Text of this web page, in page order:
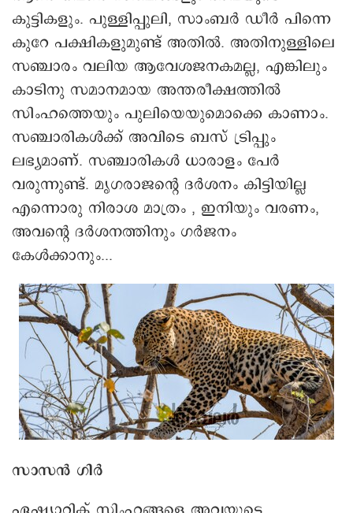
കുറേ പക്ഷികളുമുണ്ട് അതിൽ. അതിനുള്ളിലെ
സഞ്ചാരം വലിയ ആവേശജനകമല്ല, എങ്കിലും
കാടിനു സമാനമായ അന്തരീക്ഷത്തിൽ
സിംഹത്തെയും പുലിയെയുമൊക്കെ കാണാം.
സഞ്ചാരികൾക്ക് അവിടെ ബസ് ട്രിപ്പും
ലഭ്യമാണ്. സഞ്ചാരികൾ ധാരാളം പേർ
വരുന്നുണ്ട്. മൃഗരാജന്റെ ദർശനം കിട്ടിയില്ല
എന്നൊരു നിരാശ മാത്രം , ഇനിയും വരണം,
അവന്റെ ദർശനത്തിനും ഗർജനം
കേൾക്കാനും...
സാസൻ ഗിർ
ഏഷ്യാറ്റിക് സിംഹങ്ങളെ അവയുടെ
സ്വാഭാവിക ആവാസ വ്യവസ്ഥയിൽ കാണാൻ